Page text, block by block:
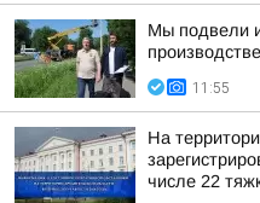
Мы подвели
11:55
На
числе 22